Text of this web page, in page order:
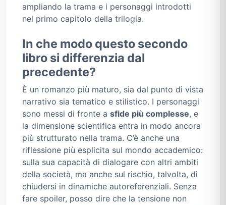
ampliando la trama e i personaggi introdotti
nel primo capitolo della trilogia.
In che modo questo secondo
libro si differenzia dal
precedente?
È un romanzo più maturo, sia dal punto di vista
narrativo sia tematico e stilistico. I personaggi
sono messi di fronte a sfide più complesse, e
la dimensione scientifica entra in modo ancora
più strutturato nella trama. C’è anche una
riflessione più esplicita sul mondo accademico:
sulla sua capacità di dialogare con altri ambiti
della società, ma anche sul rischio, talvolta, di
chiudersi in dinamiche autoreferenziali. Senza
fare spoiler, posso dire che la tensione non